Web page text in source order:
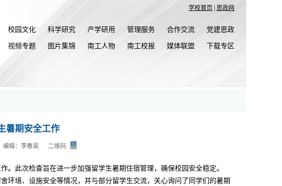
学校首页 思政网
校园文化 科学研究 产学研用 管理服务 合作交流 党建思政
视频专题 图片集锦 南工人物 南工校报 媒体联盟 下载专区
暑期安全工作
编辑：李春昊 二维码
此次检查旨在进一步加强留学生暑期住宿管理，确保校园安全稳定。
环境、设施安全等情况，并与部分留学生交流，关心询问了同学们的暑期